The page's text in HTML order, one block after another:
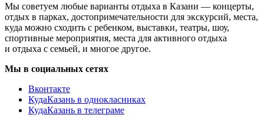
Мы советуем любые варианты отдыха в Казани — концерты,
отдых в парках, достопримечательности для экскурсий, места,
куда можно сходить с ребенком, выставки, театры, шоу,
спортивные мероприятия, места для активного отдыха
и отдыха с семьей, и многое другое.
Мы в социальных сетях
Вконтакте
КудаКазань в однокласниках
КудаКазань в телеграме